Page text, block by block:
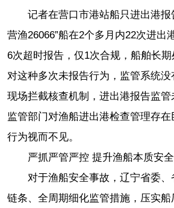
记者在营口市港站船只进出港报
营渔26066”船在2个多月内22次进出
6次超时报告，仅1次合规，船舶长期
对这种多次未报告行为，监管系统
现场拦截核查机制，进出港报告监管
监管部门对渔船进出港检查管理存
行为视而不见。
严抓严管严控 提升渔船本质安全
对于渔船安全事故，辽宁省委
链条、全周期细化监管措施，压实船